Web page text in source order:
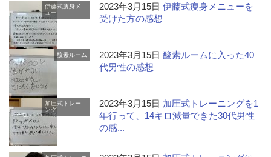
伊藤式痩身メニ
ュー
2023年3月15日伊藤式痩身メニューを
受けた方の感想
酸素ルーム 2023年3月15日酸素ルームに入った40
代男性の感想
加圧式トレーニ
ング
2023年3月15日 加圧式トレーニングを1
年行って、14キロ減量できた30代男性
の感...